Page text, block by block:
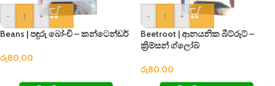
-
+
Beans | පඳුරු බෝංචි – කන්ටෙන්ඩර්
රු80.00
-
+
Beetroot | ආනයනික බීට්රූට් –
ක්‍රිම්සන් ග්ලෝබ්
රු80.00